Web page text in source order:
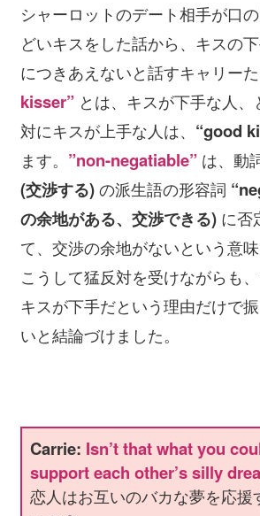
シャーロットのデート相手が口
どいキスをした話から、キスの
につきあえないと話すキャリーた
kisser” とは、キスが下手な人、
対にキスが上手な人は、 “good
ます。 ”non-negatiable” は、動
(交渉する)の派生語の形容詞
の余地がある、交渉できる) に否
て、交渉の余地がないという意味
こうして猛反対を受けながらも
キスが下手だという理由だけで
いと結論づけました。
Carrie: Isn’t that what you
support each other’s silly
恋人はお互いのバカな夢を応援